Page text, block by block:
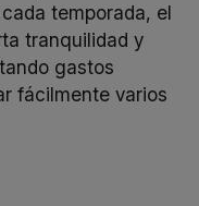
temporada, el
tranquilidad y
gastos
fácilmente varios